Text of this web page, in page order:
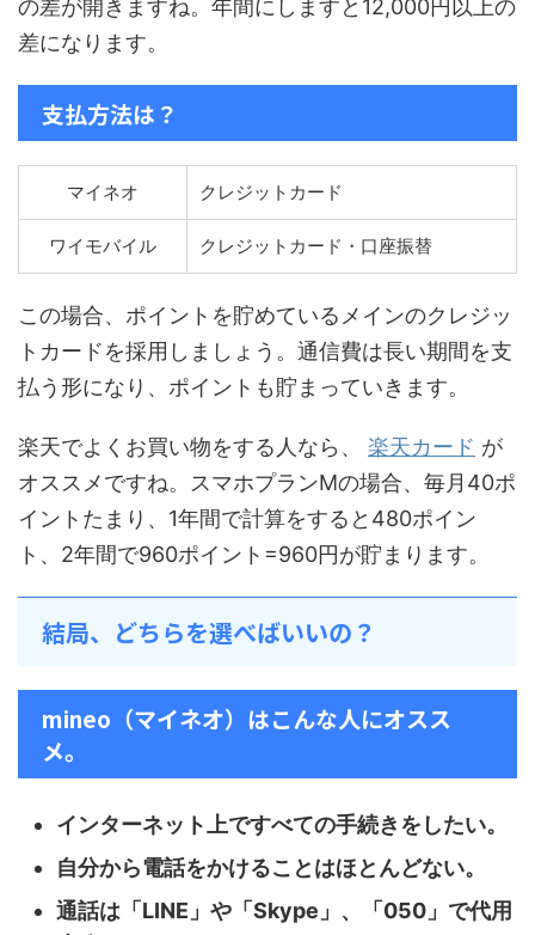
の差が開きますね。年間にしますと12,000円以上の
差になります。
支払方法は？
マイネオ クレジットカード
ワイモバイル クレジットカード・口座振替
この場合、ポイントを貯めているメインのクレジッ
トカードを採用しましょう。通信費は長い期間を支
払う形になり、ポイントも貯まっていきます。
楽天でよくお買い物をする人なら、 楽天カード が
オススメですね。スマホプランMの場合、毎月40ポ
イントたまり、1年間で計算をすると480ポイン
ト、2年間で960ポイント=960円が貯まります。
結局、どちらを選べばいいの？
mineo（マイネオ）はこんな人にオスス
メ。
インターネット上ですべての手続きをしたい。
自分から電話をかけることはほとんどない。
通話は「LINE」や「Skype」、「050」で代用